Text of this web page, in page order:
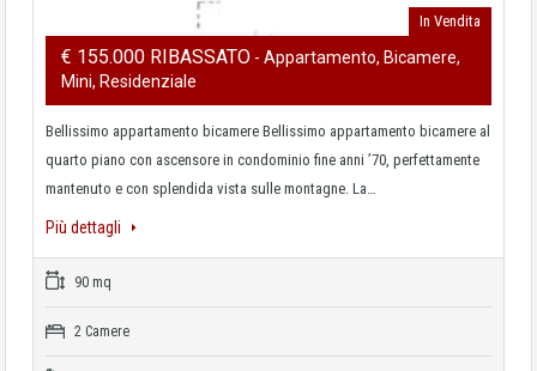
In Vendita
€ 155.000 RIBASSATO - Appartamento, Bicamere,
Mini, Residenziale
Bellissimo appartamento bicamere Bellissimo appartamento bicamere al
quarto piano con ascensore in condominio fine anni ’70, perfettamente
mantenuto e con splendida vista sulle montagne. La…
Più dettagli
90 mq
2 Camere